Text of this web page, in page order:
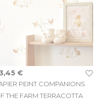
PEINT COMPANIONS
THE FARM TERRACOTTA
€